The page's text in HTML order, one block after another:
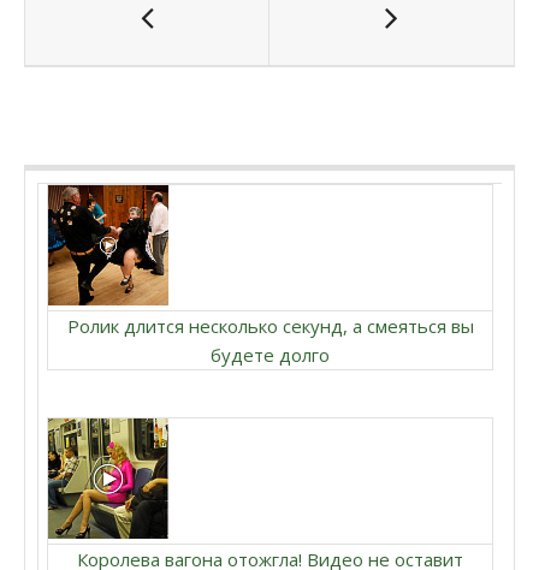
Ролик длится несколько секунд, а смеяться вы
будете долго
Королева вагона отожгла! Видео не оставит